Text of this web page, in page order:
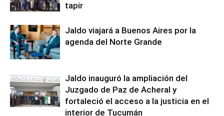
tapir
Jaldo viajará a Buenos Aires por la
agenda del Norte Grande
Jaldo inauguró la ampliación del
Juzgado de Paz de Acheral y
fortaleció el acceso a la justicia en el
interior de Tucumán